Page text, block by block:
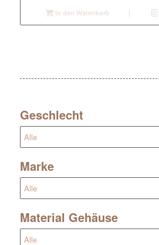
In den Warenkorb
Geschlecht
Marke
Material Gehäuse